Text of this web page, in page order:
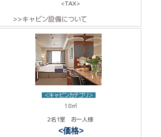
<TAX>
>>キャビン設備について
<キャビンカテゴリ>
18㎡
2名1室 お一人様
<価格>